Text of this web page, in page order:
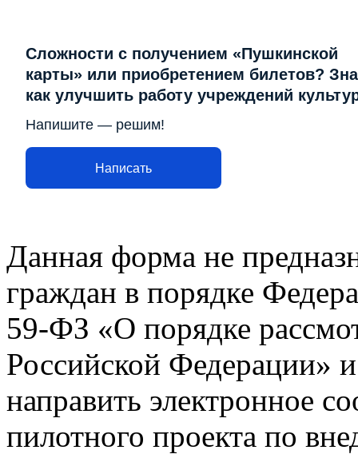
Сложности с получением «Пушкинской
карты» или приобретением билетов?
как улучшить работу учреждений
Напишите — решим!
Написать
Данная форма не
граждан в порядке
59-ФЗ «О порядке
Российской Федерации»
направить электронное
пилотного проекта по